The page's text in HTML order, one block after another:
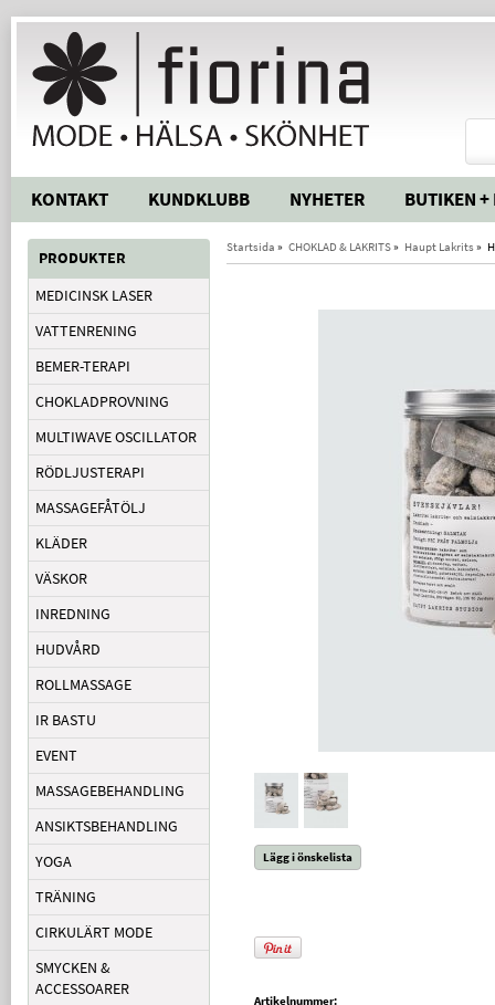
KONTAKT KUNDKLUBB NYHETER BUTIKEN +
PRODUKTER
MEDICINSK LASER
VATTENRENING
BEMER-TERAPI
CHOKLADPROVNING
MULTIWAVE OSCILLATOR
RÖDLJUSTERAPI
MASSAGEFÅTÖLJ
KLÄDER
VÄSKOR
INREDNING
HUDVÅRD
ROLLMASSAGE
IR BASTU
EVENT
MASSAGEBEHANDLING
ANSIKTSBEHANDLING
YOGA
TRÄNING
CIRKULÄRT MODE
SMYCKEN &
ACCESSOARER
Startsida » CHOKLAD & LAKRITS» Haupt Lakrits»
Lägg i önskelista
Artikelnummer: